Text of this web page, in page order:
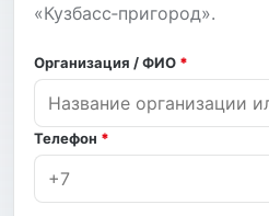
«Кузбасс‑пригород».
Компания
Организация / ФИО *
Телефон *